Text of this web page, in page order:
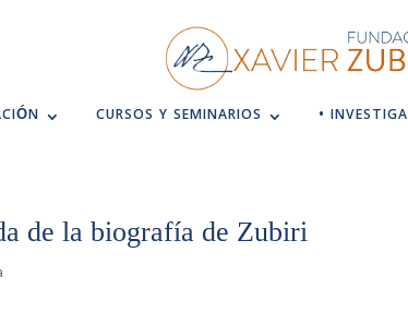
CURSOS Y SEMINARIOS •
de la biografía de Zubiri